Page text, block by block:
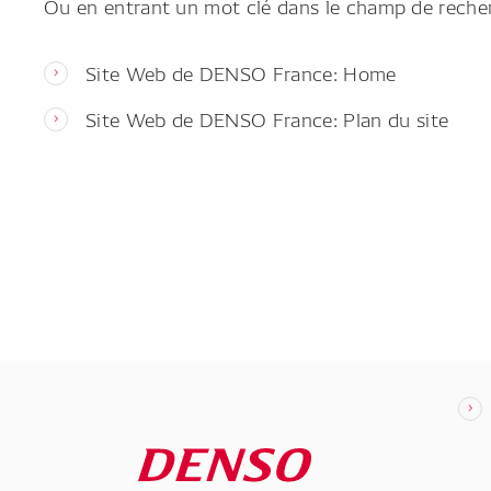
Site Web de DENSO France: Home
Site Web de DENSO France: Plan du site